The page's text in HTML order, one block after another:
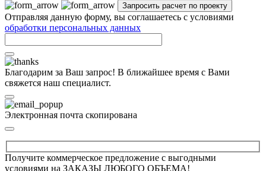
Отправляя данную форму, вы соглашаетесь с условиями
обработки персональных данных
Благодарим за Ваш запрос! В ближайшее время с Вами
свяжется наш специалист.
Электронная почта скопирована
Получите коммерческое предложение с выгодными
условиями на ЗАКАЗЫ ЛЮБОГО ОБЪЕМА!